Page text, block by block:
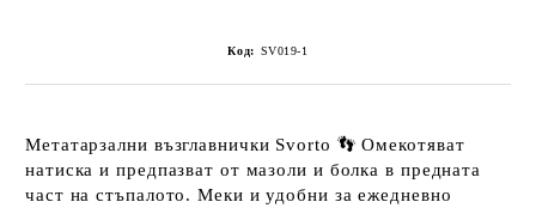
Код: SV019-1
Метатарзални възглавнички Svorto 👣 Омекотяват
натиска и предпазват от мазоли и болка в предната
част на стъпалото. Меки и удобни за ежедневно